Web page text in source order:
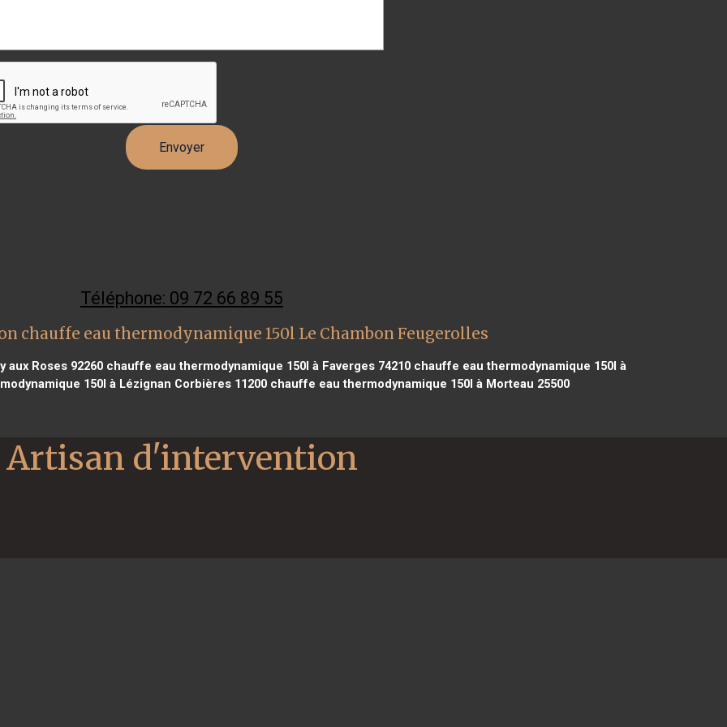
Téléphone: 09 72 66 89 55
chauffe eau thermodynamique 150l Le Chambon Feugerolles
aux Roses 92260 chauffe eau thermodynamique 150l à Faverges 74210 chauffe eau thermodynamique 150l à
150l à Lézignan Corbières 11200chauffe eau thermodynamique 150l à Morteau 25500
Artisan d'intervention